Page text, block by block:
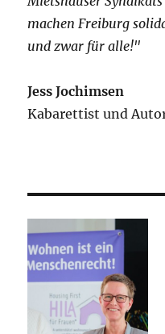
machen Freiburg
und zwar für alle!"
Jess Jochimsen
Kabarettist und